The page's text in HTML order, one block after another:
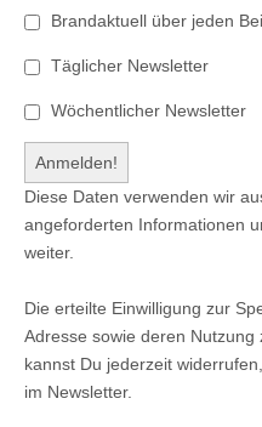
Brandaktuell über jeden
Täglicher Newsletter
Wöchentlicher Newsletter
Diese Daten verwenden wir
angeforderten Informationen
weiter.
Die erteilte Einwilligung zur
Adresse sowie deren
kannst Du jederzeit
im Newsletter.